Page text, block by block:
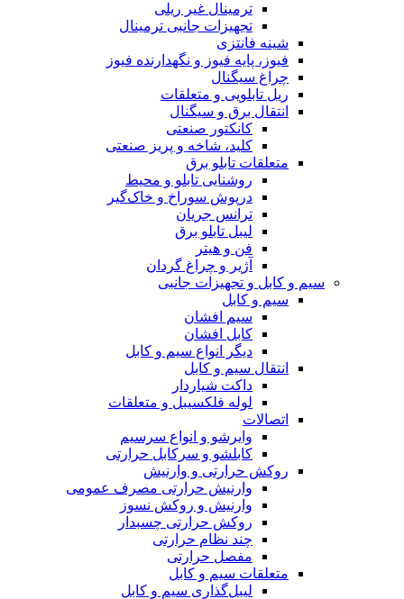
ترمینال غیر ریلی
تجهیزات جانبی ترمینال
شینه فانتزی
فیوز، پایه فیوز و نگهدارنده فیوز
چراغ سیگنال
ریل تابلویی و متعلقات
انتقال برق و سیگنال
کانکتور صنعتی
کلید، شاخه و پریز صنعتی
متعلقات تابلو برق
روشنایی تابلو و محیط
درپوش سوراخ و خاک‌گیر
ترانس جریان
لیبل تابلو برق
فن و هیتر
آژیر و چراغ گردان
سیم و کابل و تجهیزات جانبی
سیم و کابل
سیم افشان
کابل افشان
دیگر انواع سیم و کابل
انتقال سیم و کابل
داکت شیاردار
لوله فلکسیبل و متعلقات
اتصالات
وایرشو و انواع سرسیم
کابلشو و سرکابل حرارتی
روکش حرارتی و وارنیش
وارنیش حرارتی مصرف عمومی
وارنیش و روکش نسوز
روکش حرارتی چسبدار
چند نظام حرارتی
مفصل حرارتی
متعلقات سیم و کابل
لیبل‌گذاری سیم و کابل